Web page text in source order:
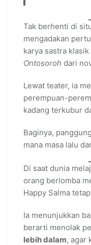
Tak berhenti di
mengadakan
karya sastra
Ontosoroh dari
Lewat teater, ia
perempuan-
kadang terkubur
Baginya,
mana masa lalu
Di saat dunia
orang berlomba
Happy Salma
Ia menunjukkan
berarti menolak
lebih dalam, agar